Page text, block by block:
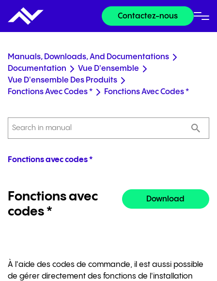
Contactez-nous
Manuals, Downloads, And Documentations
Documentation
Vue D'ensemble
Vue D'ensemble Des Produits
Fonctions Avec Codes *
Fonctions Avec Codes *
Fonctions avec codes *
Fonctions avec
codes *
Download
À l'aide des codes de commande, il est aussi possible
de gérer directement des fonctions de l'installation